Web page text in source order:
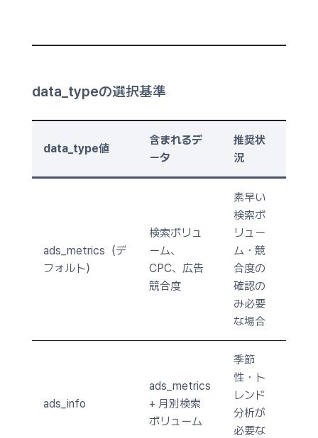
data_typeの選択基準
data_type値
含まれるデ
ータ
推奨状
況
ads_metrics（デ
フォルト）
検索ボリュ
ーム、
CPC、広告
競合度
素早い
検索ボ
リュー
ム・競
合度の
確認の
み必要
な場合
ads_info
ads_metrics
+ 月別検索
ボリューム
季節
性・ト
レンド
分析が
必要な